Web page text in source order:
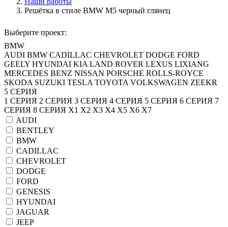
Решётка в стиле BMW M5 черный глянец
Выберите проект:
BMW
AUDI BMW CADILLAC CHEVROLET DODGE FORD
GEELY HYUNDAI KIA LAND ROVER LEXUS LIXIANG
MERCEDES BENZ NISSAN PORSCHE ROLLS-ROYCE
SKODA SUZUKI TESLA TOYOTA VOLKSWAGEN ZEEKR
5 СЕРИЯ
1 СЕРИЯ 2 СЕРИЯ 3 СЕРИЯ 4 СЕРИЯ 5 СЕРИЯ 6 СЕРИЯ 7
СЕРИЯ 8 СЕРИЯ X1 X2 X3 X4 X5 X6 X7
AUDI
BENTLEY
BMW
CADILLAC
CHEVROLET
DODGE
FORD
GENESIS
HYUNDAI
JAGUAR
JEEP